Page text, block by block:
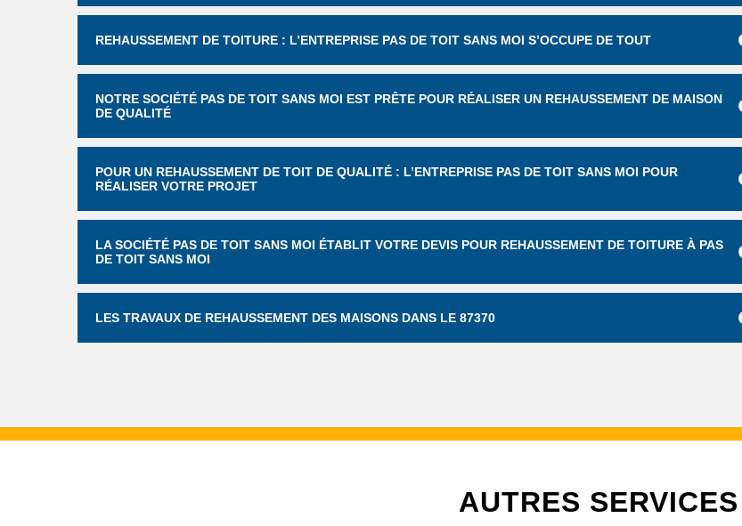
REHAUSSEMENT DE TOITURE : L’ENTREPRISE PAS DE TOIT SANS MOI S’OCCUPE DE TOUT
NOTRE SOCIÉTÉ PAS DE TOIT SANS MOI EST PRÊTE POUR RÉALISER UN REHAUSSEMENT DE MAISON
DE QUALITÉ
POUR UN REHAUSSEMENT DE TOIT DE QUALITÉ : L’ENTREPRISE PAS DE TOIT SANS MOI POUR
RÉALISER VOTRE PROJET
LA SOCIÉTÉ PAS DE TOIT SANS MOI ÉTABLIT VOTRE DEVIS POUR REHAUSSEMENT DE TOITURE À PAS
DE TOIT SANS MOI
LES TRAVAUX DE REHAUSSEMENT DES MAISONS DANS LE 87370
AUTRES SERVICES